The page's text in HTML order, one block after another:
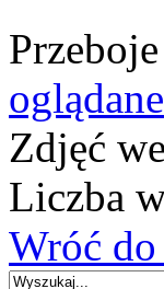
Przeboje
oglądane
Zdjęć
Liczba
Wróć